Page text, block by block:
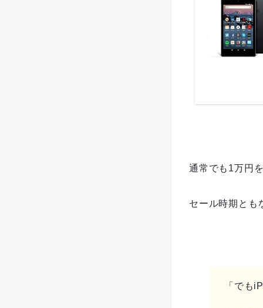
通常でも1万円
セール時期とも
「でも